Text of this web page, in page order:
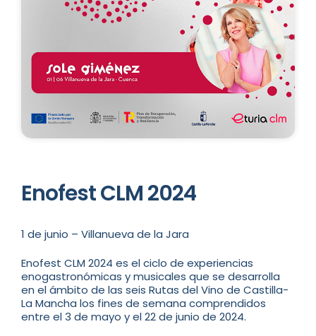
Enofest CLM 2024
1 de junio – Villanueva de la Jara
Enofest CLM 2024 es el ciclo de experiencias
enogastronómicas y musicales que se desarrolla
en el ámbito de las seis Rutas del Vino de Castilla-
La Mancha los fines de semana comprendidos
entre el 3 de mayo y el 22 de junio de 2024.